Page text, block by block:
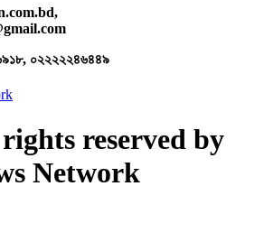
০২২২২২৪৬৪৪৯
reserved by
Network